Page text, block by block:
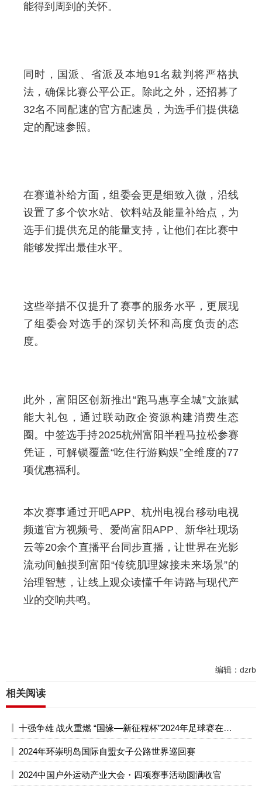
能得到周到的关怀。
同时，国派、省派及本地91名裁判将严格执
法，确保比赛公平公正。除此之外，还招募了
32名不同配速的官方配速员，为选手们提供稳
定的配速参照。
在赛道补给方面，组委会更是细致入微，沿线
设置了多个饮水站、饮料站及能量补给点，为
选手们提供充足的能量支持，让他们在比赛中
能够发挥出最佳水平。
这些举措不仅提升了赛事的服务水平，更展现
了组委会对选手的深切关怀和高度负责的态
度。
此外，富阳区创新推出“跑马惠享全城”文旅赋
能大礼包，通过联动政企资源构建消费生态
圈。中签选手持2025杭州富阳半程马拉松参赛
凭证，可解锁覆盖“吃住行游购娱”全维度的77
项优惠福利。
本次赛事通过开吧APP、杭州电视台移动电视
频道官方视频号、爱尚富阳APP、新华社现场
云等20余个直播平台同步直播，让世界在光影
流动间触摸到富阳“传统肌理嫁接未来场景”的
治理智慧，让线上观众读懂千年诗路与现代产
业的交响共鸣。
编辑：dzrb
相关阅读
十强争雄 战火重燃 “国缘—新征程杯”2024年足球赛在京开幕
2024年环崇明岛国际自盟女子公路世界巡回赛
2024中国户外运动产业大会・四项赛事活动圆满收官